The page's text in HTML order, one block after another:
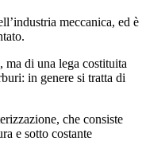
meccanica, ed è
di una lega costituita
in genere si tratta di
che consiste
e sotto costante